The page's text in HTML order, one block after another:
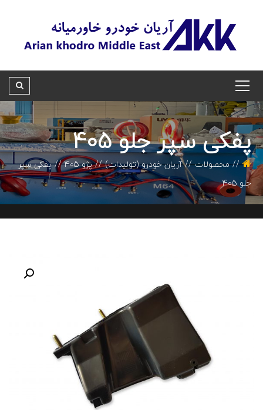
پفکی سپر جلو 405
محصولات آریان خودرو (تولیدات) پژو 405
پفکی سپر
جلو 405